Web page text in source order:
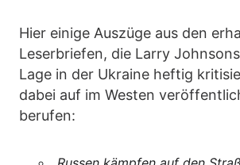
Hier einige Auszüge aus den
Leserbriefen, die Larry
Lage in der Ukraine heftig
dabei auf im Westen
berufen: